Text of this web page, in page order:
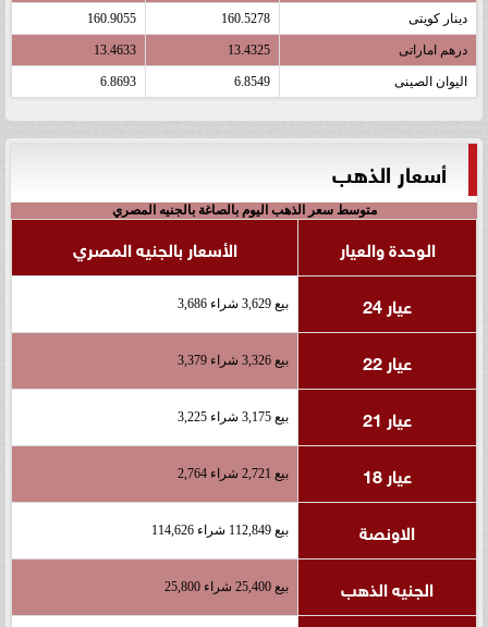
دينار كويتى 160.5278
160.9055
درهم اماراتى 13.4325
13.4633
اليوان الصينى 6.8549
6.8693
أسعار الذهب
متوسط سعر الذهب اليوم بالصاغة بالجنيه المصري
الوحدة والعيار
الأسعار بالجنيه المصري
عيار 24
بيع 3,629 شراء 3,686
عيار 22 بيع 3,326 شراء 3,379
عيار 21 بيع 3,175 شراء 3,225
عيار 18 بيع 2,721 شراء 2,764
الاونصة بيع 112,849 شراء 114,626
الجنيه الذهب بيع 25,400 شراء 25,800